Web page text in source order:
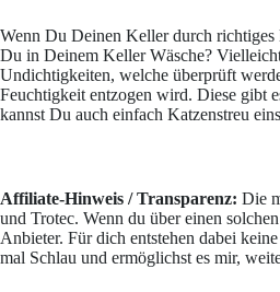
Wenn Du Deinen Keller durch richtiges
Du in Deinem Keller Wäsche?
Undichtigkeiten, welche überprüft
Feuchtigkeit entzogen wird. Diese gibt
kannst Du auch einfach Katzenstreu
Affiliate-Hinweis / Transparenz: Die
und Trotec. Wenn du über einen
Anbieter. Für dich entstehen dabei
mal Schlau und ermöglichst es mir,